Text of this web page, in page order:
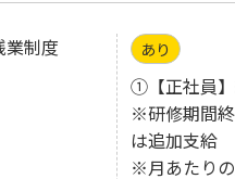
業制度 あり
①【正社員
※研修期間
は追加支給
※月あたり